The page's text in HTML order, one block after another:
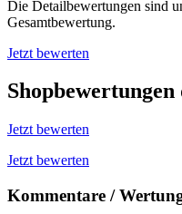
Die Detailbewertungen sind
Gesamtbewertung.
Jetzt bewerten
Jetzt bewerten
Jetzt bewerten
Kommentare /